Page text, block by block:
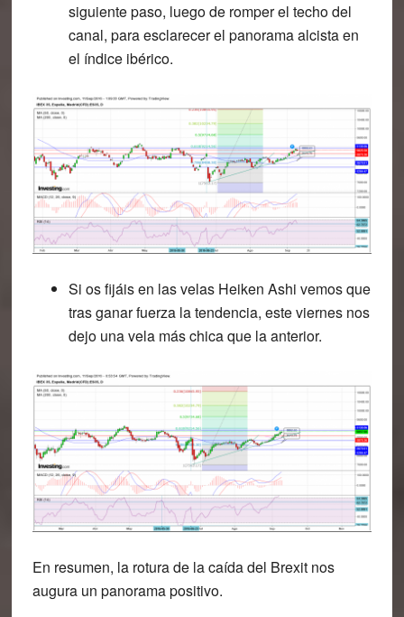
siguiente paso, luego de romper el techo del
canal, para esclarecer el panorama alcista en
el índice ibérico.
Si os fijáis en las velas Heiken Ashi vemos que
tras ganar fuerza la tendencia, este viernes nos
dejo una vela más chica que la anterior.
En resumen, la rotura de la caída del Brexit nos
augura un panorama positivo.